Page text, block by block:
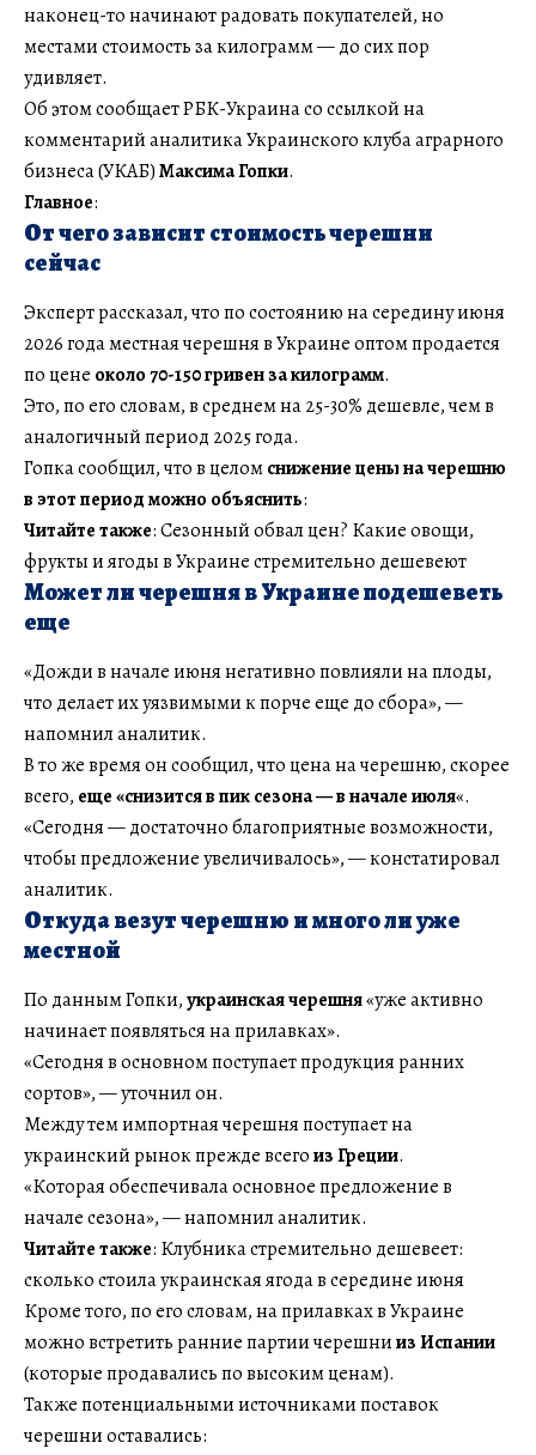
наконец-то начинают радовать покупателей, но
местами стоимость за килограмм — до сих пор
удивляет.
Об этом сообщает РБК-Украина со ссылкой на
комментарий аналитика Украинского клуба аграрного
бизнеса (УКАБ)Максима Гопки.
Главное:
От чего зависит стоимость черешни
сейчас
Эксперт рассказал, что по состоянию на середину июня
2026 года местная черешня в Украине оптом продается
по цене около 70-150 гривен за килограмм.
Это, по его словам, в среднем на 25-30% дешевле, чем в
аналогичный период 2025 года.
Гопка сообщил, что в целомснижение цены на черешню
в этот период можно объяснить:
Читайте также: Сезонный обвал цен? Какие овощи,
фрукты и ягоды в Украине стремительно дешевеют
Может ли черешня в Украине подешеветь
еще
«Дожди в начале июня негативно повлияли на плоды,
что делает их уязвимыми к порче еще до сбора», —
напомнил аналитик.
В то же время он сообщил, что цена на черешню, скорее
всего, еще «снизится в пик сезона — в начале июля«.
«Сегодня — достаточно благоприятные возможности,
чтобы предложение увеличивалось», — констатировал
аналитик.
Откуда везут черешню и много ли уже
местной
По данным Гопки,украинская черешня«уже активно
начинает появляться на прилавках».
«Сегодня в основном поступает продукция ранних
сортов», — уточнил он.
Между тем импортная черешня поступает на
украинский рынок прежде всегоиз Греции.
«Которая обеспечивала основное предложение в
начале сезона», — напомнил аналитик.
Читайте также: Клубника стремительно дешевеет:
сколько стоила украинская ягода в середине июня
Кроме того, по его словам, на прилавках в Украине
можно встретить ранние партии черешнииз Испании
(которые продавались по высоким ценам).
Также потенциальными источниками поставок
черешни оставались: